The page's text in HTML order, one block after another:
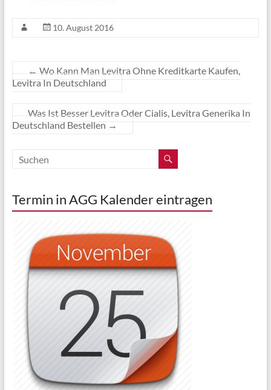
10. August 2016
← Wo Kann Man Levitra Ohne Kreditkarte Kaufen,
Levitra In Deutschland
Was Ist Besser Levitra Oder Cialis, Levitra Generika In
Deutschland Bestellen →
Termin in AGG Kalender eintragen